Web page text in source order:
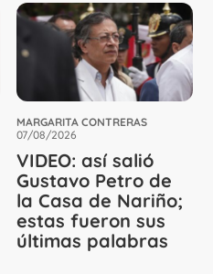
MARGARITA CONTRERAS
07/08/2026
VIDEO: así salió
Gustavo Petro de
la Casa de Nariño;
estas fueron sus
últimas palabras